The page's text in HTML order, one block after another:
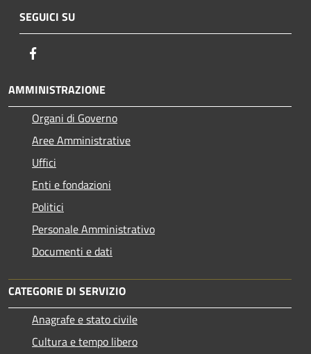
SEGUICI SU
AMMINISTRAZIONE
Organi di Governo
Aree Amministrative
Uffici
Enti e fondazioni
Politici
Personale Amministrativo
Documenti e dati
CATEGORIE DI SERVIZIO
Anagrafe e stato civile
Cultura e tempo libero